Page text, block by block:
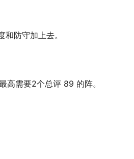
防守加上去。
高需要2个总评 89 的阵。